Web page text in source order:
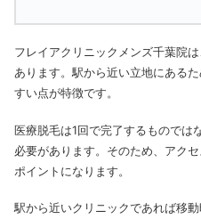
フレイアクリニックメンズ千葉院は
あります。駅から近い立地にある
すい点が特徴です。
医療脱毛は1回で完了するものでは
必要があります。そのため、アク
ポイントになります。
駅から近いクリニックであれば移